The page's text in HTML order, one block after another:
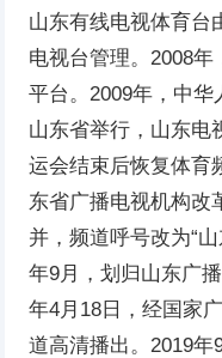
山东有线电视体育台
电视台管理。2008
平台。2009年，中
山东省举行，山东电
运会结束后恢复体育
东省广播电视机构改
并，频道呼号改为“
年9月，划归山东广
年4月18日，经国家
道高清播出。2019